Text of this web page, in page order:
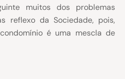
muitos dos problemas
reflexo da Sociedade, pois,
é uma mescla de